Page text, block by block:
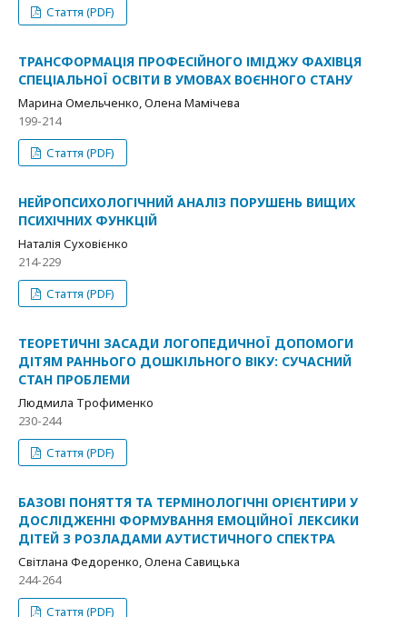
Стаття (PDF)
ТРАНСФОРМАЦІЯ ПРОФЕСІЙНОГО ІМІДЖУ ФАХІВЦЯ
СПЕЦІАЛЬНОЇ ОСВІТИ В УМОВАХ ВОЄННОГО СТАНУ
Марина Омельченко, Олена Мамічева
199-214
Стаття (PDF)
НЕЙРОПСИХОЛОГІЧНИЙ АНАЛІЗ ПОРУШЕНЬ ВИЩИХ
ПСИХІЧНИХ ФУНКЦІЙ
Наталія Суховієнко
214-229
Стаття (PDF)
ТЕОРЕТИЧНІ ЗАСАДИ ЛОГОПЕДИЧНОЇ ДОПОМОГИ
ДІТЯМ РАННЬОГО ДОШКІЛЬНОГО ВІКУ: СУЧАСНИЙ
СТАН ПРОБЛЕМИ
Людмила Трофименко
230-244
Стаття (PDF)
БАЗОВІ ПОНЯТТЯ ТА ТЕРМІНОЛОГІЧНІ ОРІЄНТИРИ У
ДОСЛІДЖЕННІ ФОРМУВАННЯ ЕМОЦІЙНОЇ ЛЕКСИКИ
ДІТЕЙ З РОЗЛАДАМИ АУТИСТИЧНОГО СПЕКТРА
Світлана Федоренко, Олена Савицька
244-264
Стаття (PDF)